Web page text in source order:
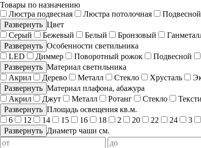
Товары по назначению
Люстра подвесная
Люстра потолочная
Развернуть Цвет
Cерый
Бежевый Белый Бронзовый
Развернуть Особенности светильника
LED
Диммер Поворотный рожок Подвесной
Развернуть Материал светильника
Акрил
Дерево Металл Стекло Хрусталь
Развернуть Материал плафона, абажура
Акрил
Джут Металл Ротанг Стекло
Развернуть Площадь освещения кв.м.
6
12 14 15 16 18 2 20 22 24 3
Развернуть Диаметр чаши см.